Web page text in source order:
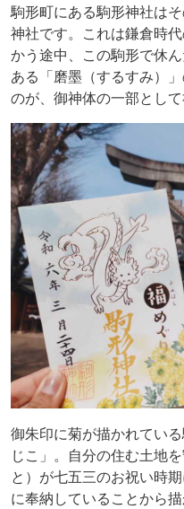
駒形町にある駒形神社は
神社です。これは鎌倉時
かう途中、この駒形で休
ある「磨墨（するすみ）
のが、御神体の一部として
御朱印に菊が描かれてい
じこ」。自分の住む土地
と）が七五三のお祝い時
に奉納していることから描